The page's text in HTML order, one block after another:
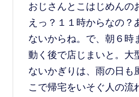
おじさんとこはじめんの
えっ？１１時からなの？
ないからね。で、朝６時
動く後で店じまいと。大
ないかぎりは、雨の日も
こで帰宅をいそぐ人の流